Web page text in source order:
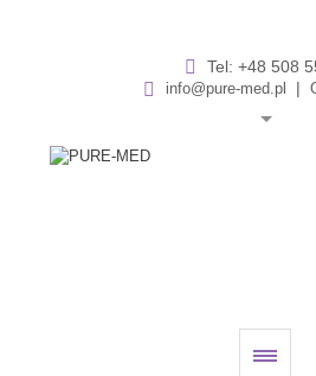
Tel: +48 508
info@pure-med.pl |